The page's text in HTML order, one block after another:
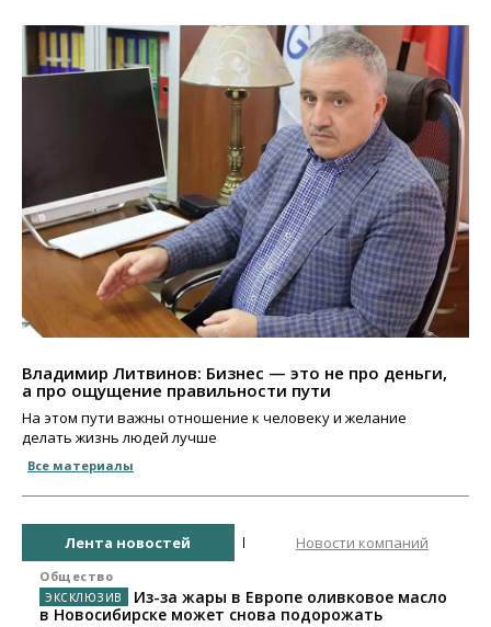
Владимир Литвинов: Бизнес — это не про деньги,
а про ощущение правильности пути
На этом пути важны отношение к человеку и желание
делать жизнь людей лучше
Все материалы
Лента новостей Новости компаний
Общество
Из-за жары в Европе оливковое масло
в Новосибирске может снова подорожать